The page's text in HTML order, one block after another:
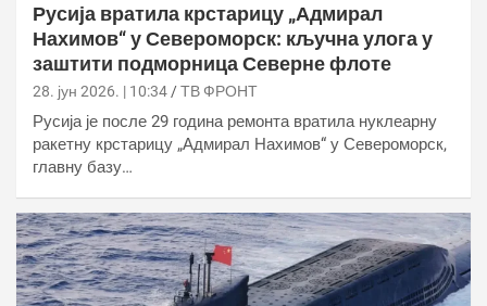
Русија вратила крстарицу „Адмирал
Нахимов“ у Североморск: кључна улога у
заштити подморница Северне флоте
28. јун 2026. | 10:34 ТВ ФРОНТ
Русија је после 29 година ремонта вратила нуклеарну
ракетну крстарицу „Адмирал Нахимов“ у Североморск,
главну базу…